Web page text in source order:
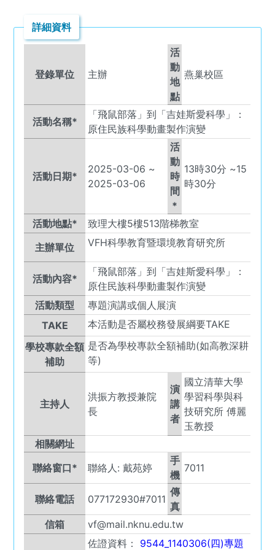
詳細資料
登錄單位 主辦
活
動
地
點
燕巢校區
活動名稱*
「飛鼠部落」到「吉娃斯愛科學」：
原住民族科學動畫製作演變
活動日期*
2025-03-06 ~
2025-03-06
活
動
時
間
*
13時30 分 ~15
時30分
活動地點*
致理大樓5樓513階梯教室
主辦單位
VFH科學教育暨環境教育研究所
活動內容*
「飛鼠部落」到「吉娃斯愛科學」：
原住民族科學動畫製作演變
活動類型
專題演講或個人展演
TAKE
本活動是否屬校務發展綱要TAKE
學校專款全額
補助
是否為學校專款全額補助(如高教深耕
等)
主持人
洪振方教授兼院
長
演
講
者
國立清華大學
學習科學與科
技研究所 傅麗
玉教授
相關網址
聯絡窗口*
聯絡人: 戴苑婷
手
機
7011
聯絡電話 077172930#7011
傳
真
信箱
vf@mail.nknu.edu.tw
佐證資料： 9544_1140306(四)專題